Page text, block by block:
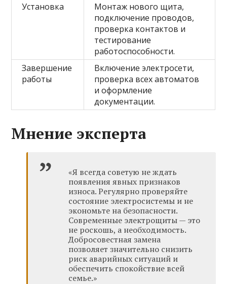
Установка
Монтаж нового щита,
подключение проводов,
проверка контактов и
тестирование
работоспособности.
Завершение
работы
Включение электросети,
проверка всех автоматов
и оформление
документации.
Мнение эксперта
«Я всегда советую не ждать
появления явных признаков
износа. Регулярно проверяйте
состояние электросистемы и не
экономьте на безопасности.
Современные электрощиты — это
не роскошь, а необходимость.
Добросовестная замена
позволяет значительно снизить
риск аварийных ситуаций и
обеспечить спокойствие всей
семье.»